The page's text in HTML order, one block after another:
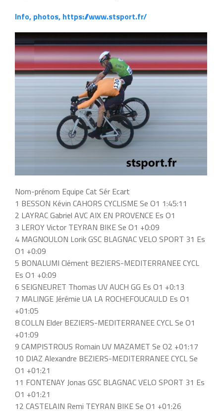
Info, photos, https://www.stsport.fr/
Nom-prénom Equipe Cat Sér Ecart
1 BESSON Kévin CAHORS CYCLISME Se O1 1:45:11
2 LAYRAC Gabriel AVC AIX EN PROVENCE Es O1
3 LEROY Victor TEYRAN BIKE Se O1 +0:09
4 MAGNOULON Lorik GSC BLAGNAC VELO SPORT 31 Es
O1 +0:09
5 BONALUMI Clément BEZIERS-MEDITERRANEE CYCL
Es O1 +0:09
6 SEIGNEURET Thomas UV AUCH GG Es O1 +0:13
7 MALINGE Jérémie UA LA ROCHEFOUCAULD Es O1
+01:05
8 COLLN Elder BEZIERS-MEDITERRANEE CYCL Se O1
+01:09
9 CAMPISTROUS Romain UV MAZAMET Se O2 +01:17
10 DIAZ Alexandre BEZIERS-MEDITERRANEE CYCL Se
O1 +01:21
11 FONTENAY Jonas GSC BLAGNAC VELO SPORT 31 Es
O1 +01:21
12 CASTELAIN Remi TEYRAN BIKE Se O1 +01:26